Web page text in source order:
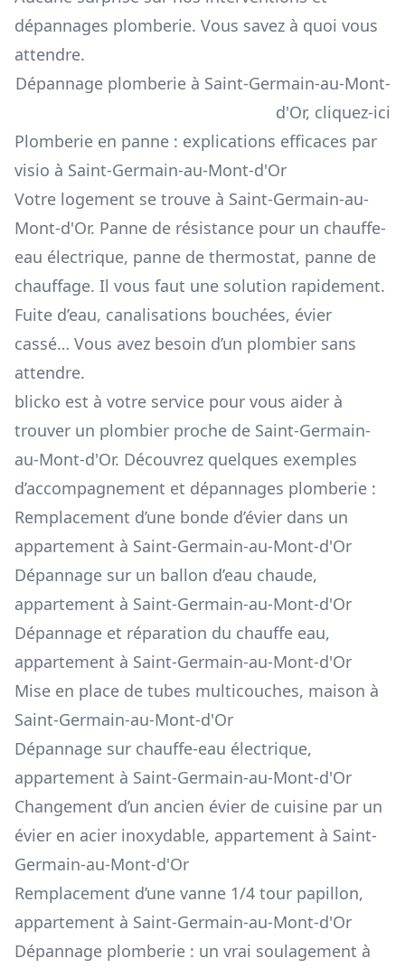
dépannages plomberie. Vous savez à quoi vous
attendre.
Dépannage plomberie à Saint-Germain-au-Mont-
d'Or, cliquez-ici
Plomberie en panne : explications efficaces par
visio à Saint-Germain-au-Mont-d'Or
Votre logement se trouve à Saint-Germain-au-
Mont-d'Or. Panne de résistance pour un chauffe-
eau électrique, panne de thermostat, panne de
chauffage. Il vous faut une solution rapidement.
Fuite d’eau, canalisations bouchées, évier
cassé… Vous avez besoin d’un plombier sans
attendre.
blicko est à votre service pour vous aider à
trouver un plombier proche de Saint-Germain-
au-Mont-d'Or. Découvrez quelques exemples
d’accompagnement et dépannages plomberie :
Remplacement d’une bonde d’évier dans un
appartement à Saint-Germain-au-Mont-d'Or
Dépannage sur un ballon d’eau chaude,
appartement à Saint-Germain-au-Mont-d'Or
Dépannage et réparation du chauffe eau,
appartement à Saint-Germain-au-Mont-d'Or
Mise en place de tubes multicouches, maison à
Saint-Germain-au-Mont-d'Or
Dépannage sur chauffe-eau électrique,
appartement à Saint-Germain-au-Mont-d'Or
Changement d’un ancien évier de cuisine par un
évier en acier inoxydable, appartement à Saint-
Germain-au-Mont-d'Or
Remplacement d’une vanne 1/4 tour papillon,
appartement à Saint-Germain-au-Mont-d'Or
Dépannage plomberie : un vrai soulagement à